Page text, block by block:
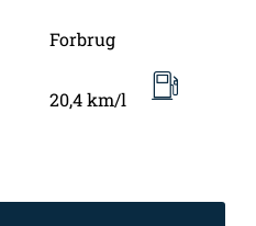
Forbrug
20,4 km/l